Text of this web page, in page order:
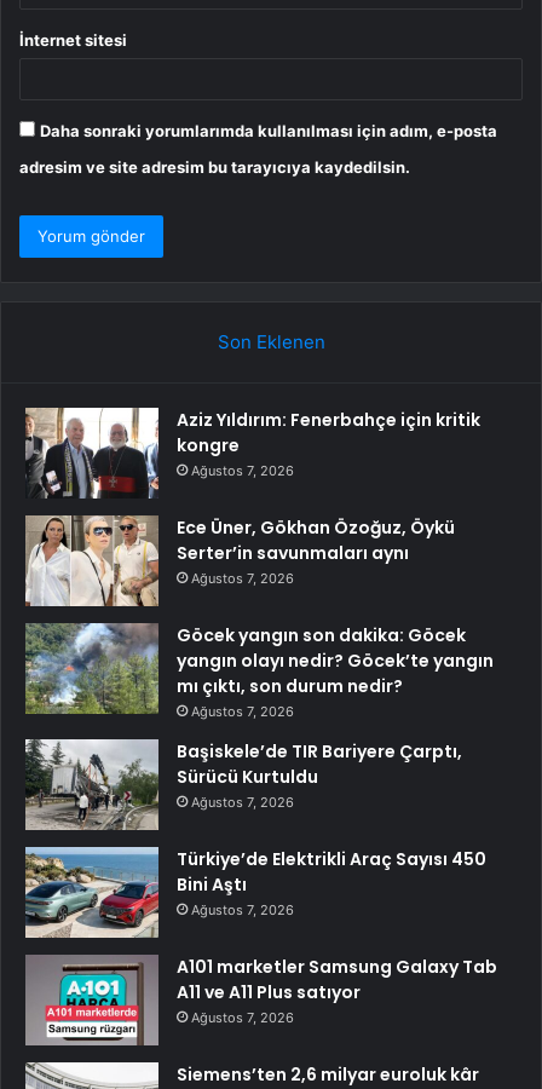
İnternet sitesi
Daha sonraki yorumlarımda kullanılması için adım, e-posta
adresim ve site adresim bu tarayıcıya kaydedilsin.
Son Eklenen
Aziz Yıldırım: Fenerbahçe için kritik
kongre
Ağustos 7, 2026
Ece Üner, Gökhan Özoğuz, Öykü
Serter’in savunmaları aynı
Ağustos 7, 2026
Göcek yangın son dakika: Göcek
yangın olayı nedir? Göcek’te yangın
mı çıktı, son durum nedir?
Ağustos 7, 2026
Başiskele’de TIR Bariyere Çarptı,
Sürücü Kurtuldu
Ağustos 7, 2026
Türkiye’de Elektrikli Araç Sayısı 450
Bini Aştı
Ağustos 7, 2026
A101 marketler Samsung Galaxy Tab
A11 ve A11 Plus satıyor
Ağustos 7, 2026
Siemens’ten 2,6 milyar euroluk kâr